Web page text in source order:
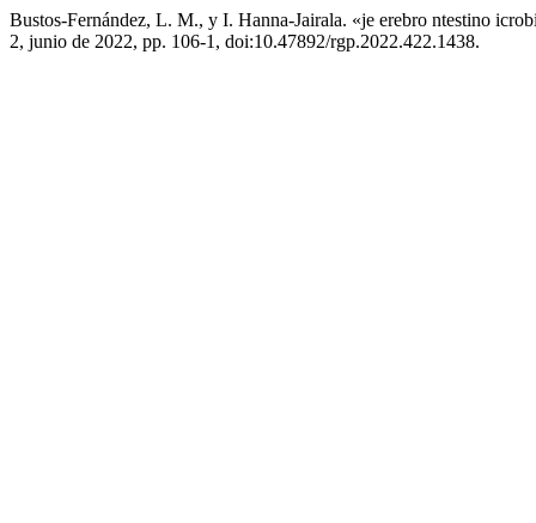
Bustos-Fernández, L. M., y I. Hanna-Jairala. «je erebro ntestino
2, junio de 2022, pp. 106-1, doi:10.47892/rgp.2022.422.1438.